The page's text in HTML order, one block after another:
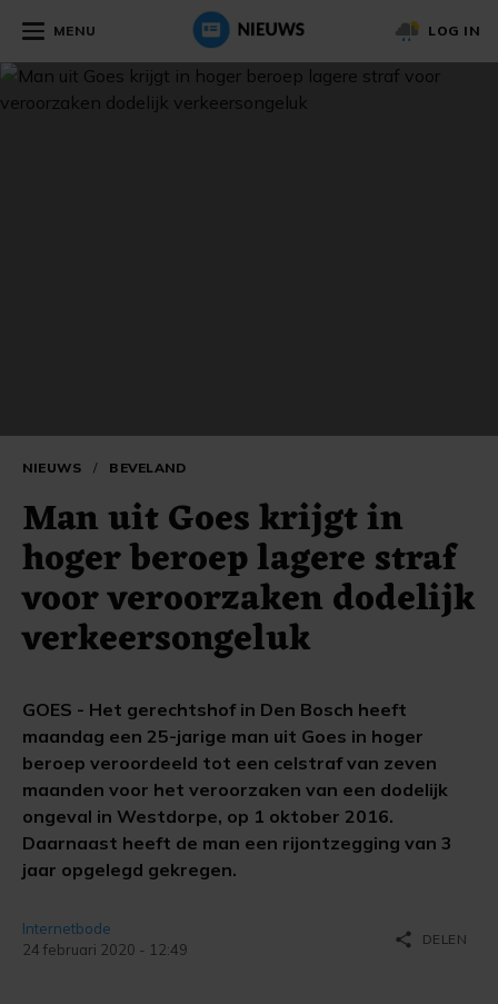
MENU LOG IN
NIEUWS / BEVELAND
Man uit Goes krijgt in
hoger beroep lagere straf
voor veroorzaken dodelijk
verkeersongeluk
GOES - Het gerechtshof in Den Bosch heeft
maandag een 25-jarige man uit Goes in hoger
beroep veroordeeld tot een celstraf van zeven
maanden voor het veroorzaken van een dodelijk
ongeval in Westdorpe, op 1 oktober 2016.
Daarnaast heeft de man een rijontzegging van 3
jaar opgelegd gekregen.
Internetbode
24 februari 2020 - 12:49
share DELEN